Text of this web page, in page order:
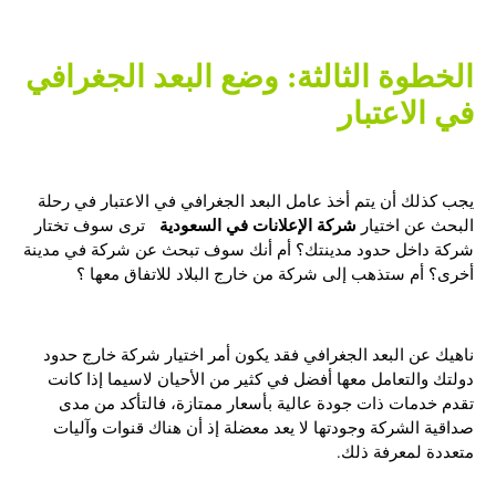
الخطوة الثالثة: وضع البعد الجغرافي
في الاعتبار
يجب كذلك أن يتم أخذ عامل البعد الجغرافي في الاعتبار في رحلة
البحث عن اختيارشركة الإعلانات في السعوديةترى سوف تختار
شركة داخل حدود مدينتك؟ أم أنك سوف تبحث عن شركة في مدينة
أخرى؟ أم ستذهب إلى شركة من خارج البلاد للاتفاق معها ؟
ناهيك عن البعد الجغرافي فقد يكون أمر اختيار شركة خارج حدود
دولتك والتعامل معها أفضل في كثير من الأحيان لاسيما إذا كانت
تقدم خدمات ذات جودة عالية بأسعار ممتازة، فالتأكد من مدى
صداقية الشركة وجودتها لا يعد معضلة إذ أن هناك قنوات وآليات
متعددة لمعرفة ذلك.